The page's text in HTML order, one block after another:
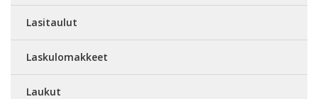
Lasitaulut
Laskulomakkeet
Laukut